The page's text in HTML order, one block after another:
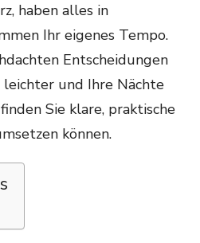
haben alles in
Ihr eigenes Tempo.
Entscheidungen
leichter und Ihre Nächte
Sie klare, praktische
können.